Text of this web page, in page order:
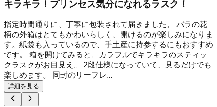
キラキラ！プリンセス気分になれるラスク！
指定時間通りに、丁寧に包装されて届きました。 バラの花
柄の外箱はとてもかわいらしく、開けるのが楽しみになりま
す。紙袋も入っているので、手土産に持参するにもおすすめ
です。 箱を開けてみると、カラフルでキラキラのスティッ
クラスクがお目見え。 2段仕様になっていて、見るだけでも
楽しめます。 同封のリーフレ...
詳細を見る